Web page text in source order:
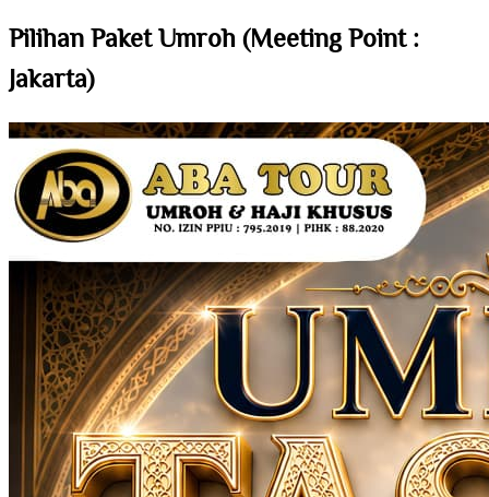
Pilihan Paket Umroh (Meeting Point :
Jakarta)